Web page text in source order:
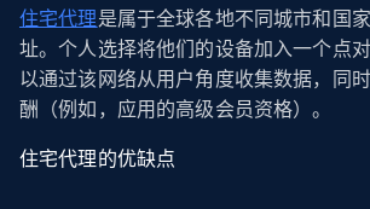
住宅代理是属于全球各地不同城市和国
址。个人选择将他们的设备加入一个点
以通过该网络从用户角度收集数据，同
酬（例如，应用的高级会员资格）。
住宅代理的优缺点